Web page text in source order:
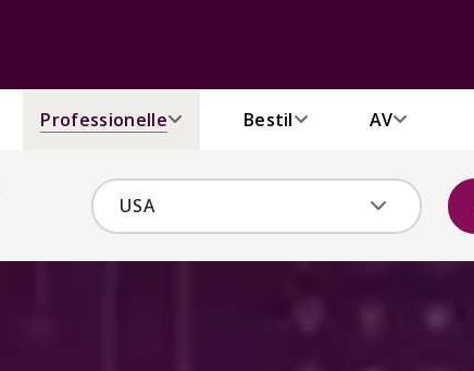
Professionelle Bestil AV